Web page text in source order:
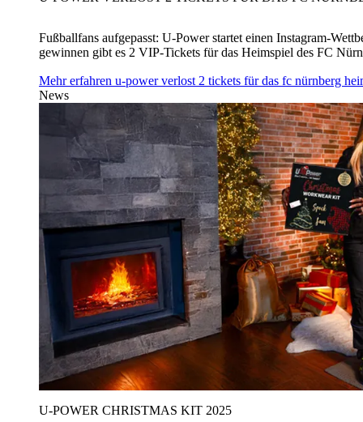
Fußballfans aufgepasst: U‑Power startet einen Instagram-
gewinnen gibt es 2 VIP-Tickets für das Heimspiel des FC
Mehr erfahren u‑power verlost 2 tickets für das fc nürnberg
News
U‑POWER CHRISTMAS KIT 2025